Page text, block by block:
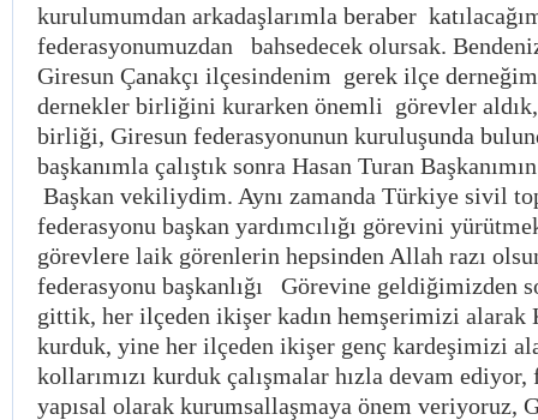
kurulumumdan arkadaşlarımla beraber
federasyonumuzdan bahsedecek olursak.
Giresun Çanakçı ilçesindenim gerek ilçe
dernekler birliğini kurarken önemli görevler
birliği, Giresun federasyonunun kuruluşunda
başkanımla çalıştık sonra Hasan Turan
Başkan vekiliydim. Aynı zamanda Türkiye sivil
federasyonu başkan yardımcılığı görevini
görevlere laik görenlerin hepsinden Allah razı
federasyonu başkanlığı Görevine geldiğimizden
gittik, her ilçeden ikişer kadın hemşerimizi alarak
kurduk, yine her ilçeden ikişer genç kardeşimizi
kollarımızı kurduk çalışmalar hızla devam
yapısal olarak kurumsallaşmaya önem veriyoruz,